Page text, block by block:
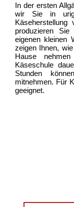
In der ersten
wir Sie in
produzieren
eigenen kleinen
zeigen Ihnen,
Hause
Käseschule
Stunden
mitnehmen. Für
geeignet.